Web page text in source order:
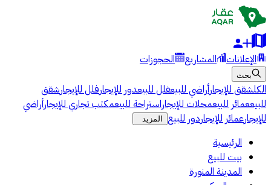
الإعلانات المشاريع الحجوزات
بحث
الكلشقق للإيجارأراضي للبيعفلل للبيعدور للإيجارفلل للإيجارشقق
للبيععمائر للبيعمحلات للإيجاراستراحة للبيعمكتب تجاري للإيجارأراضي
للإيجارعمائر للإيجاردور للبيع المزيد
الرئيسية
بيت للبيع
المدينة المنورة